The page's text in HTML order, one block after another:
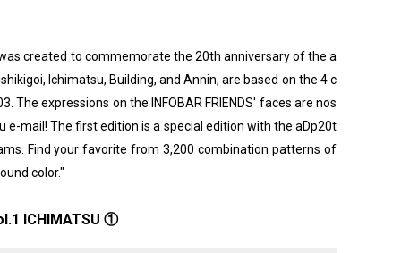
was created to commemorate the 20th anniversary of the a
Ichimatsu, Building, and Annin, are based on the 4 c
The expressions on the INFOBAR FRIENDS' faces are nos
e-mail! The first edition is a special edition with the aDp20t
Find your favorite from 3,200 combination patterns of
color."
ICHIMATSU ①